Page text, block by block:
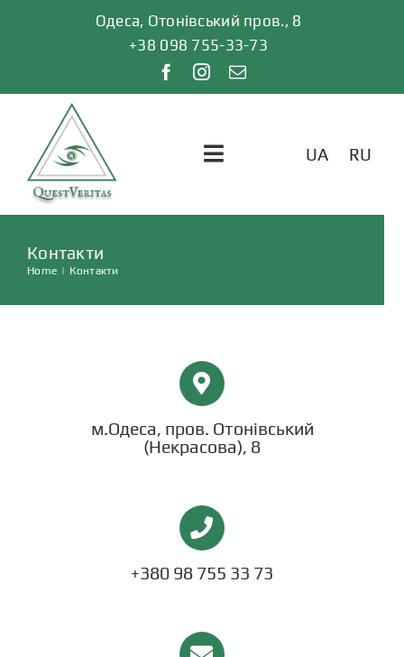
Одеса, Отонівський пров., 8
+38 098 755-33-73
Toggle
UA RU
Контакти
Home | Контакти
м.Одеса, пров. Отонівський
(Некрасова), 8
+380 98 755 33 73